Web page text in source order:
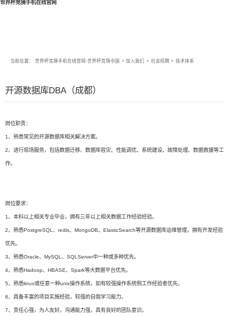
世界杯竞猜手机在线官网
当前位置： 世界杯竞猜手机在线官网-世界杯竞猜中国 > 加入我们 > 社会招聘 > 技术体系
开源数据库DBA（成都）
岗位职责：
1、熟悉常见的开源数据库相关解决方案。
2、进行现场服务，包括数据迁移、数据库容灾、性能调优、系统建设、故障处理、数据救援等工
作。
岗位要求：
1、本科以上相关专业毕业，拥有三年以上相关数据工作经验经验。
2、熟悉PostgreSQL、redis、MongoDB、ElasticSearch等开源数据库运维管理，拥有开发经验
优先。
3、熟悉Oracle、MySQL、SQLServer中一种或多种优先。
4、熟悉Hadoop、HBASE、Spark等大数据平台优先。
5、熟悉linux或任意一种unix操作系统，如有较强操作系统侧工作经验者优先。
6、具备丰富的项目实施经验，较强的自我学习能力。
7、责任心强，为人友好，沟通能力强，具有良好的团队意识。